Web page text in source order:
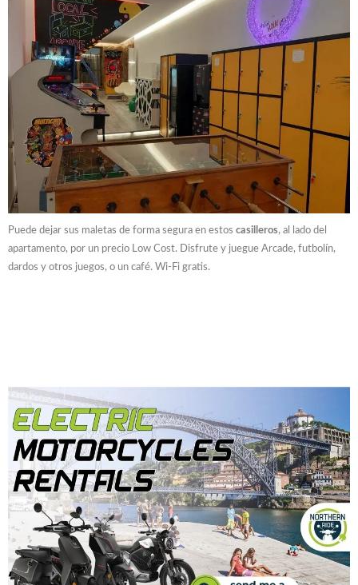
Puede dejar sus maletas de forma segura en estos casilleros, al lado del
apartamento, por un precio Low Cost. Disfrute y juegue Arcade, futbolín,
dardos y otros juegos, o un café. Wi-Fi gratis.